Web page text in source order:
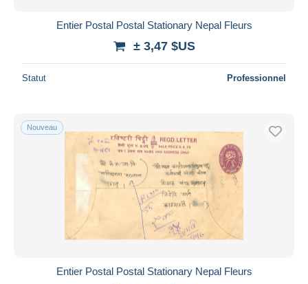
Entier Postal Postal Stationary Nepal Fleurs
± 3,47 $US
Statut Professionnel
Nouveau
Entier Postal Postal Stationary Nepal Fleurs